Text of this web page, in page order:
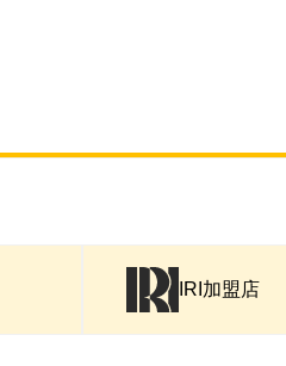
IRI加盟店